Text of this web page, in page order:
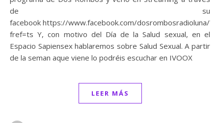
de su
facebook https://www.facebook.com/dosrombosradioluna/?
fref=ts Y, con motivo del Día de la Salud sexual, en el
Espacio Sapiensex hablaremos sobre Salud Sexual. A partir
de la seman aque viene lo podréis escuchar en IVOOX
LEER MÁS